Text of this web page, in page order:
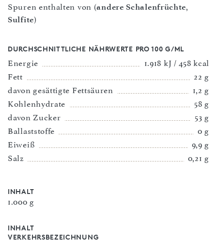
Spuren enthalten von (andere Schalenfrüchte,
Sulfite)
DURCHSCHNITTLICHE NÄHRWERTE PRO 100 G/ML
Energie
1.918 kJ / 458 kcal
Fett
22 g
davon gesättigte Fettsäuren
1,2 g
Kohlenhydrate
58 g
davon Zucker
53 g
Ballaststoffe
0 g
Eiweiß
9,9 g
Salz
0,21 g
INHALT
1.000 g
INHALT
VERKEHRSBEZEICHNUNG